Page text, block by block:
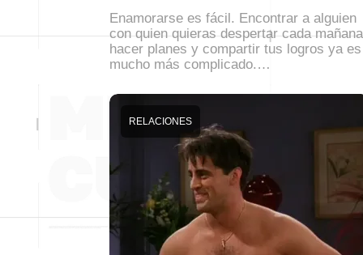
Enamorarse es fácil. Encontrar a alguien
con quien quieras despertar cada
hacer planes y compartir tus logros ya es
mucho más complicado.…
RELACIONES